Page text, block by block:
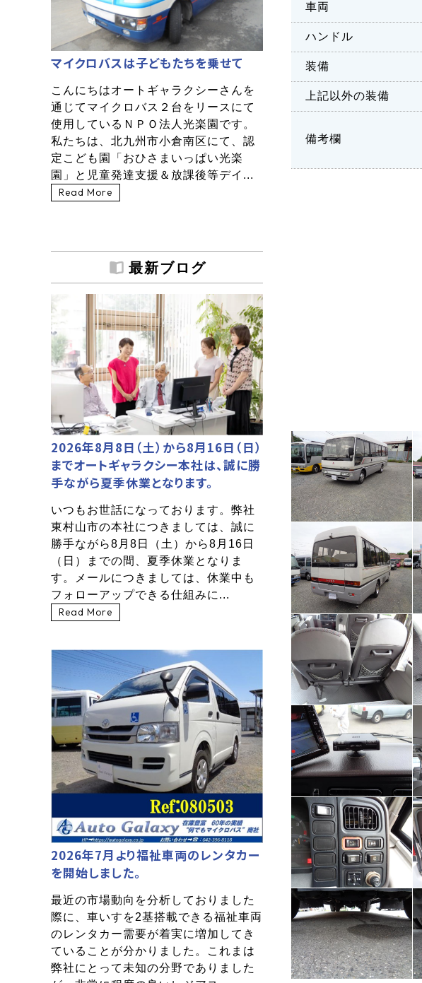
車両
ハンドル
装備
上記以外の装備
備考欄
マイクロバスは子どもたちを乗せて
こんにちはオートギャラクシーさんを
通じてマイクロバス２台をリースにて
使用しているＮＰＯ法人光楽園です。
私たちは、北九州市小倉南区にて、認
定こども園「おひさまいっぱい光楽
園」と児童発達支援＆放課後等デイ...
Read More
最新ブログ
2026年8月8日（土）から8月16日（日）
までオートギャラクシー本社は、誠に勝
手ながら夏季休業となります。
いつもお世話になっております。弊社
東村山市の本社につきましては、誠に
勝手ながら8月8日（土）から8月16日
（日）までの間、夏季休業となりま
す。メールにつきましては、休業中も
フォローアップできる仕組みに...
Read More
2026年7月より福祉車両のレンタカー
を開始しました。
最近の市場動向を分析しておりました
際に、車いすを2基搭載できる福祉車両
のレンタカー需要が着実に増加してき
ていることが分かりました。これまは
弊社にとって未知の分野でありました